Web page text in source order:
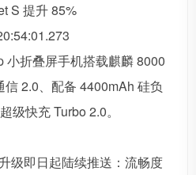
S 提升 85%
小折叠屏手机搭载麒麟 8000
2.0、配备 4400mAh 硅负
级快充 Turbo 2.0。
级即日起陆续推送：流畅度